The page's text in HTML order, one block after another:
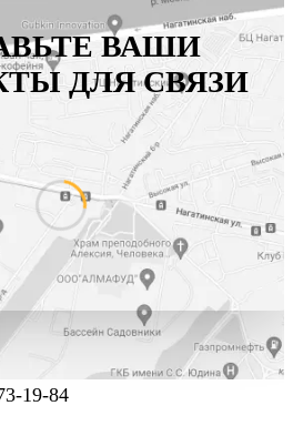
ВАШИ
ДЛЯ СВЯЗИ
61-74
19-84